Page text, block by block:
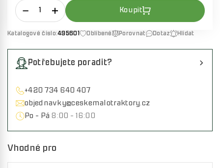
Katalogové číslo:495601 Oblíbené Porovnat Dotaz Hlídat
Potřebujete poradit?
+420 734 640 407
objednavky@ceskemalotraktory.cz
Po - Pá 8:00 - 16:00
Vhodné pro